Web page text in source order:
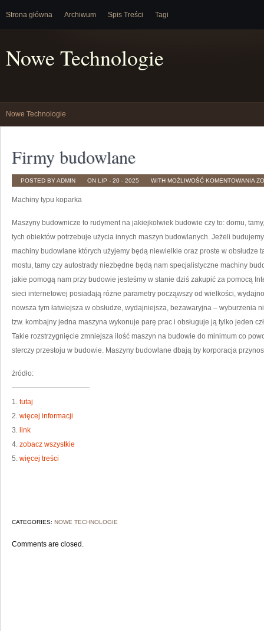
Strona główna Archiwum Spis Treści Tagi
Nowe Technologie
Nowe Technologie
Firmy budowlane
POSTED BY ADMIN ON LIP - 20 - 2025 WITH MOŻLIWOŚĆ KOMENTOWANIA
Machiny typu koparka
Maszyny budownicze to rudyment na jakiejkolwiek budowie czy to: domu,
tych obiektów potrzebuje użycia innych maszyn budowlanych. Jeżeli
machiny budowlane których użyjemy będą niewielkie oraz proste w obsłudze
mostu, tamy czy autostrady niezbędne będą nam specjalistyczne machiny
jakie pomogą nam przy budowie jesteśmy w stanie dziś zakupić za pomocą
sieci internetowej posiadają różne parametry począwszy od wielkości,
nowsza tym łatwiejsza w obsłudze, wydajniejsza, bezawaryjna – wyburzenia
tzw. kombajny jedna maszyna wykonuje parę prac i obsługuje ją tylko jeden
Takie rozstrzygnięcie zmniejsza ilość maszyn na budowie do minimum co
sterczy przestoju w budowie. Maszyny budowlane dbają by korporacja
źródło:
———————————
1. tutaj
2. więcej informacji
3. link
4. zobacz wszystkie
5. więcej treści
CATEGORIES: NOWE TECHNOLOGIE
Comments are closed.